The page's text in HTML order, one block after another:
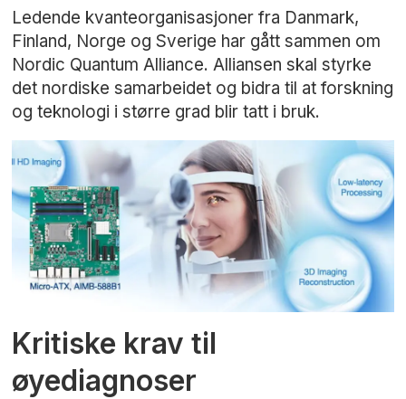
Ledende kvanteorganisasjoner fra Danmark,
Finland, Norge og Sverige har gått sammen om
Nordic Quantum Alliance. Alliansen skal styrke
det nordiske samarbeidet og bidra til at forskning
og teknologi i større grad blir tatt i bruk.
Kritiske krav til
øyediagnoser